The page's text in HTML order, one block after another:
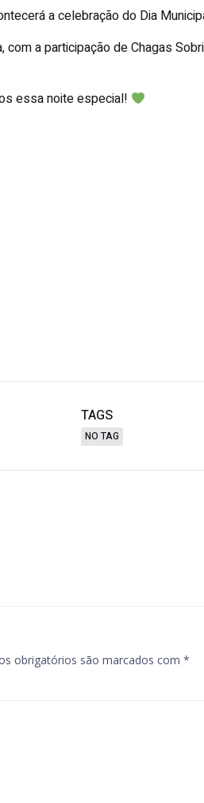
a celebração do Dia
a participação de Chagas
essa noite especial!
TAGS
NO TAG
obrigatórios são marcados com *